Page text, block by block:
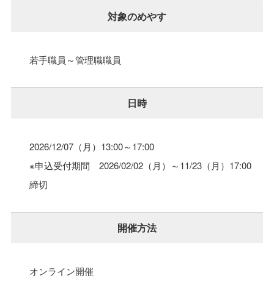
対象のめやす
若手職員～管理職職員
日時
2026/12/07（月） 13:00～17:00
※申込受付期間 2026/02/02（月）～11/23（月）17:00
締切
開催方法
オンライン開催